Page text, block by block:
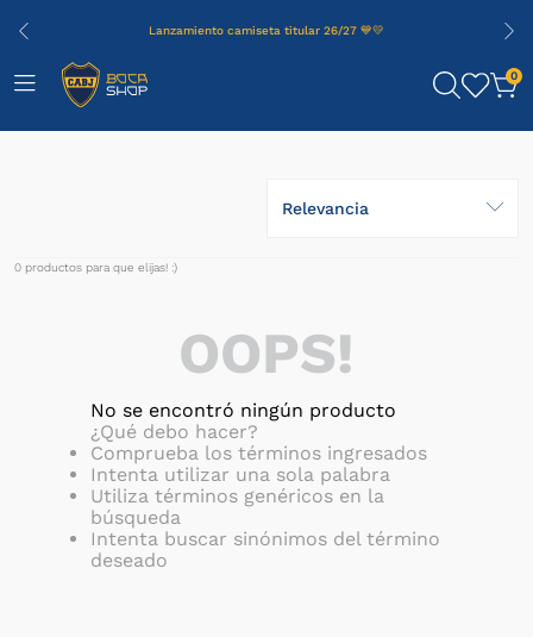
Lanzamiento camiseta titular 26/27 💙💛
0
Relevancia
0 productos
OOPS!
No se encontró ningún producto
¿Qué debo hacer?
Comprueba los términos ingresados
Intenta utilizar una sola palabra
Utiliza términos genéricos en la
búsqueda
Intenta buscar sinónimos del término
deseado